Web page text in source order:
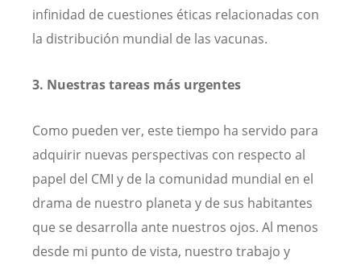
infinidad de cuestiones éticas relacionadas con
la distribución mundial de las vacunas.
3. Nuestras tareas más urgentes
Como pueden ver, este tiempo ha servido para
adquirir nuevas perspectivas con respecto al
papel del CMI y de la comunidad mundial en el
drama de nuestro planeta y de sus habitantes
que se desarrolla ante nuestros ojos. Al menos
desde mi punto de vista, nuestro trabajo y